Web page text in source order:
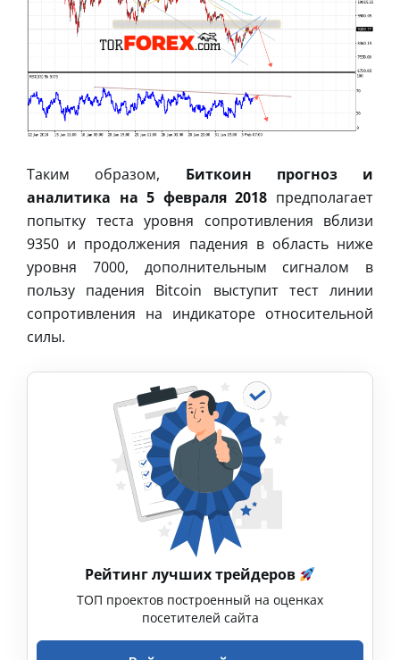
Таким образом, Биткоин прогноз и
аналитика на 5 февраля 2018 предполагает
попытку теста уровня сопротивления вблизи
9350 и продолжения падения в область ниже
уровня 7000, дополнительным сигналом в
пользу падения Bitcoin выступит тест линии
сопротивления на индикаторе относительной
силы.
Рейтинг лучших трейдеров
ТОП проектов построенный на оценках
посетителей сайта